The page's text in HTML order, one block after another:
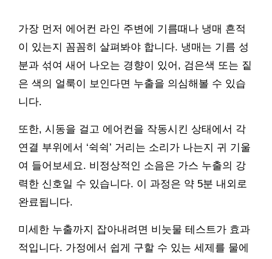
가장 먼저 에어컨 라인 주변에 기름때나 냉매 흔적
이 있는지 꼼꼼히 살펴봐야 합니다. 냉매는 기름 성
분과 섞여 새어 나오는 경향이 있어, 검은색 또는 짙
은 색의 얼룩이 보인다면 누출을 의심해볼 수 있습
니다.
또한, 시동을 걸고 에어컨을 작동시킨 상태에서 각
연결 부위에서 ‘쉭쉭’ 거리는 소리가 나는지 귀 기울
여 들어보세요. 비정상적인 소음은 가스 누출의 강
력한 신호일 수 있습니다. 이 과정은 약 5분 내외로
완료됩니다.
미세한 누출까지 잡아내려면 비눗물 테스트가 효과
적입니다. 가정에서 쉽게 구할 수 있는 세제를 물에